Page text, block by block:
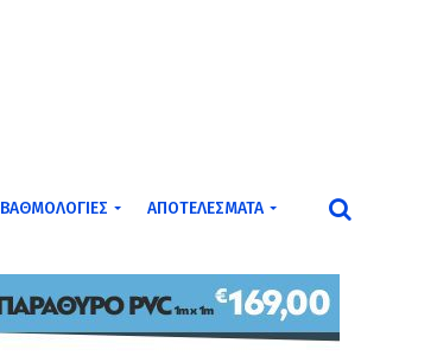
ΒΑΘΜΟΛΟΓΊΕΣ ΑΠΟΤΕΛΈΣΜΑΤΑ